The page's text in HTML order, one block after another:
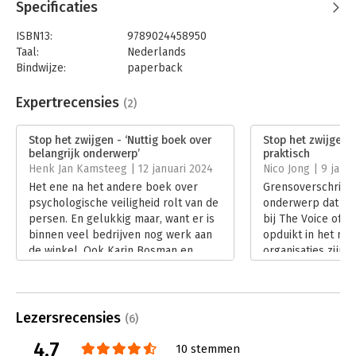
gesprek!– Mariëtte Hamer, Regeringscommissaris seksueel
Specificaties
ISBN13:
9789024458950
Taal:
Nederlands
Bindwijze:
paperback
Uitgever:
Boom
Verschijningsdatum:
6-11-2023
Hoofdrubriek: Algemeen management
Verandermanagement
Expertrecensies (2)
Stop het zwijgen - ‘Nuttig boek over
belangrijk onderwerp’
Henk Jan Kamsteeg | 12 januari 2024
Het ene na het andere boek over
psychologische veiligheid rolt van de
persen. En gelukkig maar, want er is
binnen veel bedrijven nog werk aan
de winkel. Ook Karin Bosman en
Stop het zwijgen
praktisch
Nico Jong | 9
onderwerp dat
bij The Voice of
opduikt in het
organisaties zijn
Lezersrecensies (6)
4.7 10 stemmen